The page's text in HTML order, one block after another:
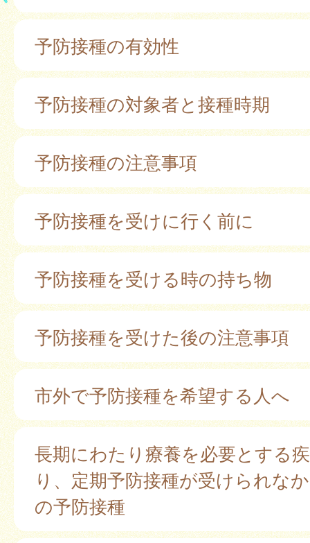
予防接種の有効性
予防接種の対象者と接種時期
予防接種の注意事項
予防接種を受けに行く前に
予防接種を受ける時の持ち物
予防接種を受けた後の注意事項
市外で予防接種を希望する人へ
長期にわたり療養を必要とする
り、定期予防接種が受けられな
の予防接種